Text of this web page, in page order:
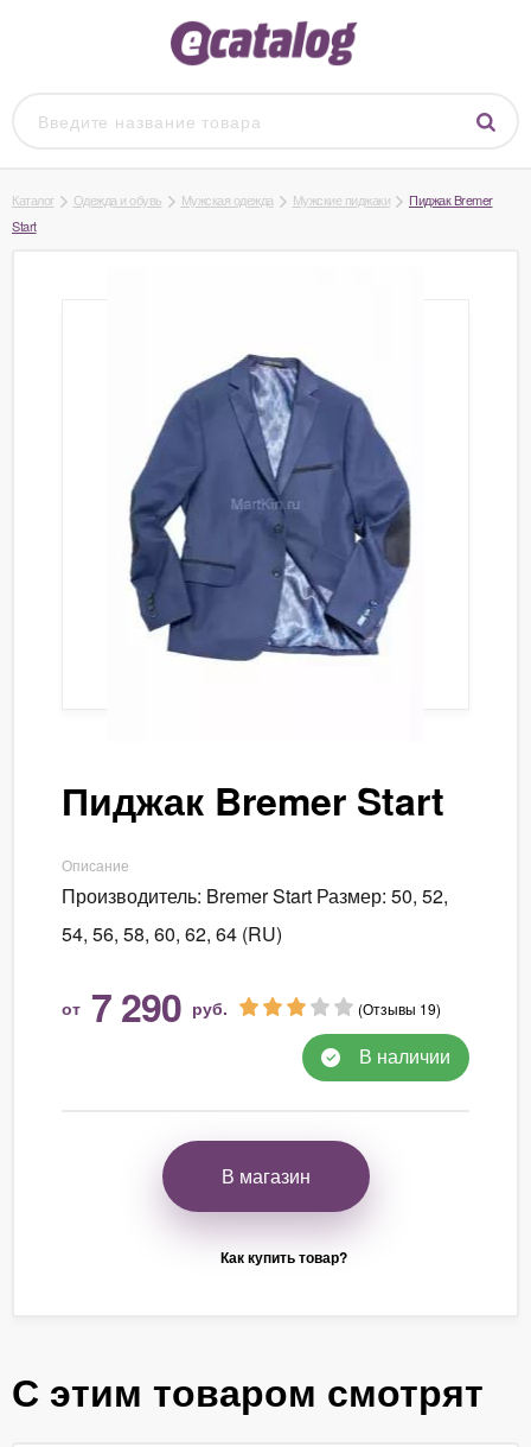
Каталог Одежда и обувь Мужская одежда Мужские пиджаки
Пиджак Bremer
Start
Пиджак Bremer Start
Описание
Производитель: Bremer Start Размер: 50, 52,
54, 56, 58, 60, 62, 64 (RU)
от 7 290 руб. (Отзывы 19)
В наличии
В магазин
Как купить товар?
С этим товаром смотрят